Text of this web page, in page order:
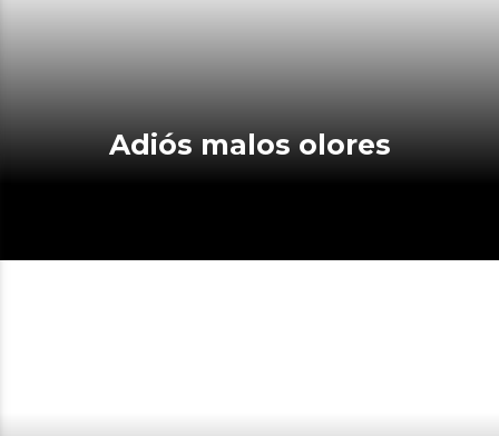
Adiós malos olores